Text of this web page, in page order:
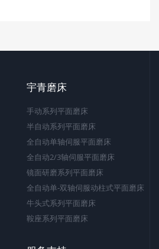
宇青磨床
手动系列平面磨床
半自动系列平面磨床
全自动单轴伺服平面磨床
全自动2/3轴伺服平面磨床
镜面研磨系列平面磨床
全自动单-双轴伺服动柱式平面磨床
牛头式系列平面磨床
鞍座系列平面磨床